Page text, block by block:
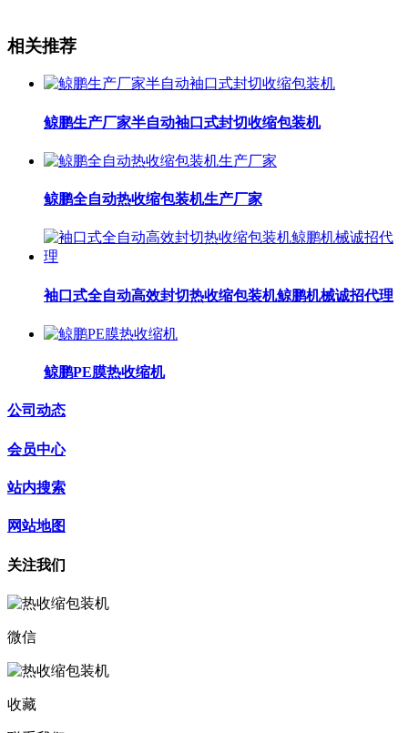
相关推荐
鲸鹏生产厂家半自动袖口式封切收缩包装机
鲸鹏全自动热收缩包装机生产厂家
袖口式全自动高效封切热收缩包装机鲸鹏机械诚招代理
鲸鹏PE膜热收缩机
公司动态
会员中心
站内搜索
网站地图
关注我们
微信
收藏